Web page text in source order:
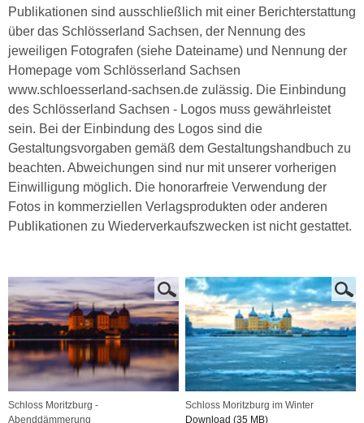
Publikationen sind ausschließlich mit einer Berichterstattung
über das Schlösserland Sachsen, der Nennung des
jeweiligen Fotografen (siehe Dateiname) und Nennung der
Homepage vom Schlösserland Sachsen
www.schloesserland-sachsen.de zulässig. Die Einbindung
des Schlösserland Sachsen - Logos muss gewährleistet
sein. Bei der Einbindung des Logos sind die
Gestaltungsvorgaben gemäß dem Gestaltungshandbuch zu
beachten. Abweichungen sind nur mit unserer vorherigen
Einwilligung möglich. Die honorarfreie Verwendung der
Fotos in kommerziellen Verlagsprodukten oder anderen
Publikationen zu Wiederverkaufszwecken ist nicht gestattet.
Schloss Moritzburg -
Abenddämmerung
Schloss Moritzburg im Winter
Download (35 MB)